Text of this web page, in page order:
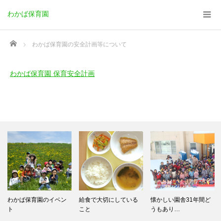
わかば保育園
Home わかば保育園の安全計画等について
わかば保育園 保育安全計画
わかば保育園のイベン
ト
給食で大切にしている
こと
懐かしい園舎31年間ど
うもあり…